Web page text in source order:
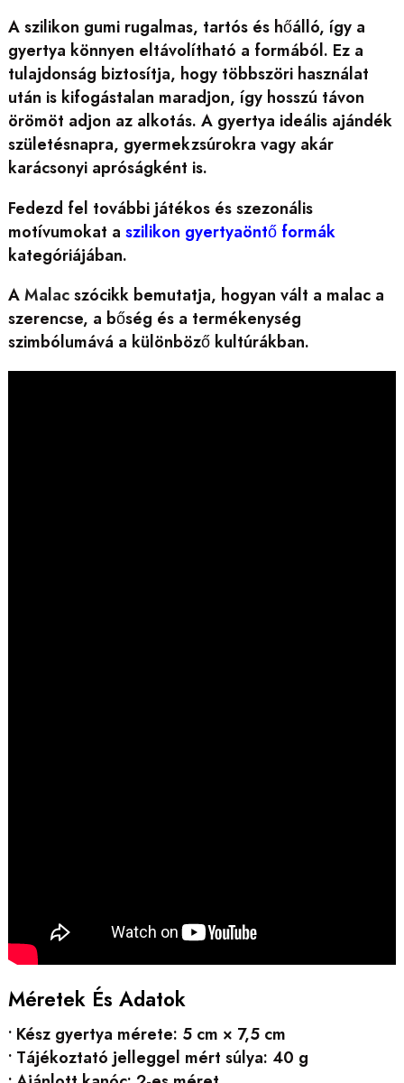
A szilikon gumi rugalmas, tartós és hőálló, így a
gyertya könnyen eltávolítható a formából. Ez a
tulajdonság biztosítja, hogy többszöri használat
után is kifogástalan maradjon, így hosszú távon
örömöt adjon az alkotás. A gyertya ideális ajándék
születésnapra, gyermekzsúrokra vagy akár
karácsonyi apróságként is.
Fedezd fel további játékos és szezonális
motívumokat a szilikon gyertyaöntő formák
kategóriájában.
AMalacszócikk bemutatja, hogyan vált a malac a
szerencse, a bőség és a termékenység
szimbólumává a különböző kultúrákban.
Méretek És Adatok
• Kész gyertya mérete: 5 cm × 7,5 cm
• Tájékoztató jelleggel mért súlya: 40 g